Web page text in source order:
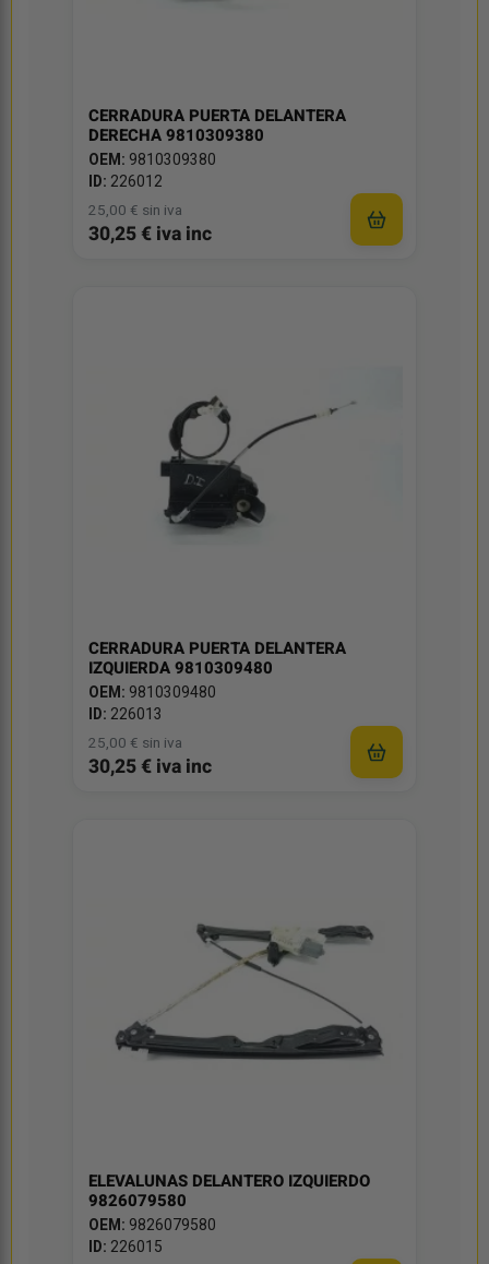
CERRADURA PUERTA DELANTERA
DERECHA 9810309380
OEM: 9810309380
ID: 226012
25,00 € sin iva
30,25 € iva inc
CERRADURA PUERTA DELANTERA
IZQUIERDA 9810309480
OEM: 9810309480
ID: 226013
25,00 € sin iva
30,25 € iva inc
ELEVALUNAS DELANTERO IZQUIERDO
9826079580
OEM: 9826079580
ID: 226015